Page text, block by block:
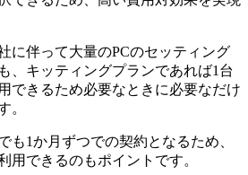
に伴って大量のPCのセッティング
、キッティングプランであれば1台
できるため必要なときに必要なだけ
。
も1か月ずつでの契約となるため、
用できるのもポイントです。